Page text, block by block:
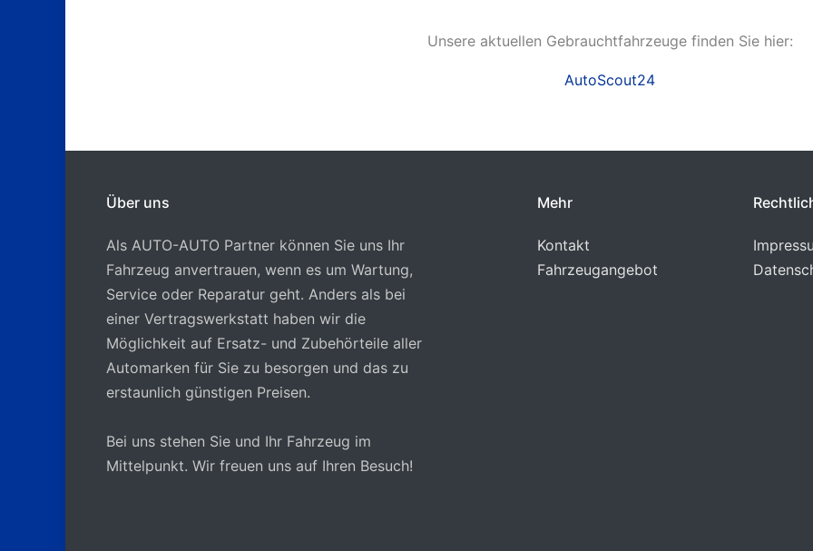
Unsere aktuellen Gebrauchtfahrzeuge finden Sie hier:
AutoScout24
Über uns
Als AUTO-AUTO Partner können Sie uns Ihr
Fahrzeug anvertrauen, wenn es um Wartung,
Service oder Reparatur geht. Anders als bei
einer Vertragswerkstatt haben wir die
Möglichkeit auf Ersatz- und Zubehörteile aller
Automarken für Sie zu besorgen und das zu
erstaunlich günstigen Preisen.
Bei uns stehen Sie und Ihr Fahrzeug im
Mittelpunkt. Wir freuen uns auf Ihren Besuch!
Mehr
Kontakt
Fahrzeugangebot